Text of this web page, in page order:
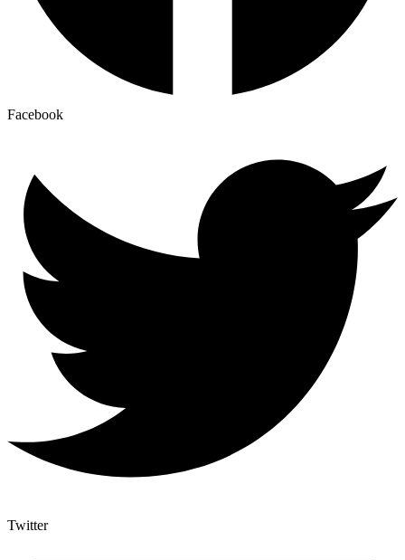
Facebook
Twitter